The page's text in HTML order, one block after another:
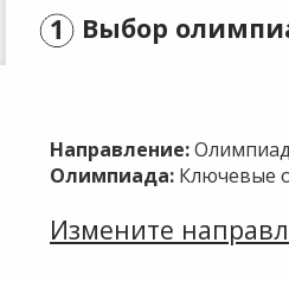
Выбор
Оплата
Направление:
Олимпиада: Ключевые
Измените